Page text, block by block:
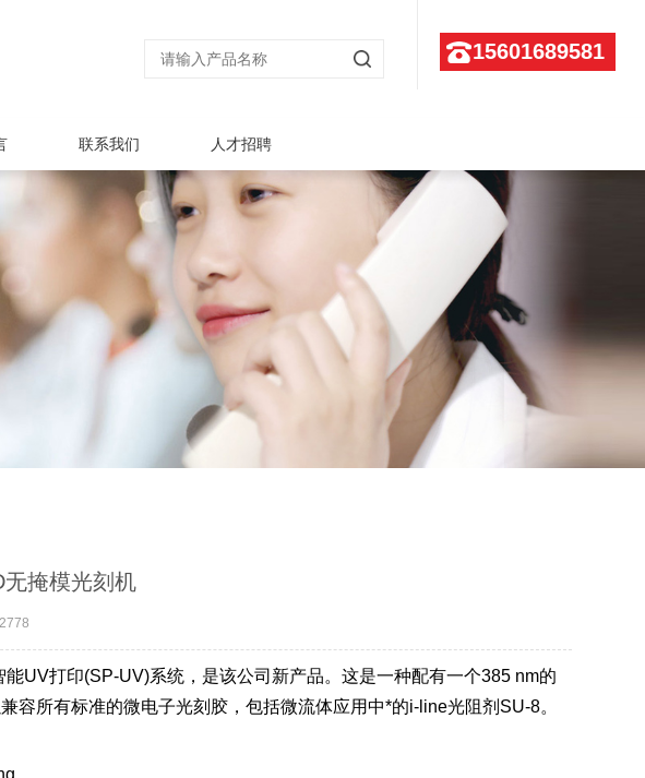
15601689581
联系我们 人才招聘
掩模光刻机
UV打印(SP-UV)系统，是该公司新产品。这是一种配有一个385 nm的
所有标准的微电子光刻胶，包括微流体应用中*的i-line光阻剂SU-8。